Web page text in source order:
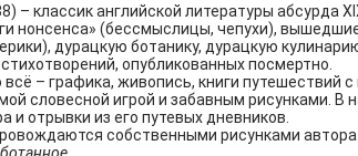
– классик английской литературы абсурда
нонсенса» (бессмыслицы, чепухи),
дурацкую ботанику, дурацкую
опубликованных посмертно.
– графика, живопись, книги путешествий
словесной игрой и забавным рисунками.
и отрывки из его путевых дневников.
собственными рисунками автора.